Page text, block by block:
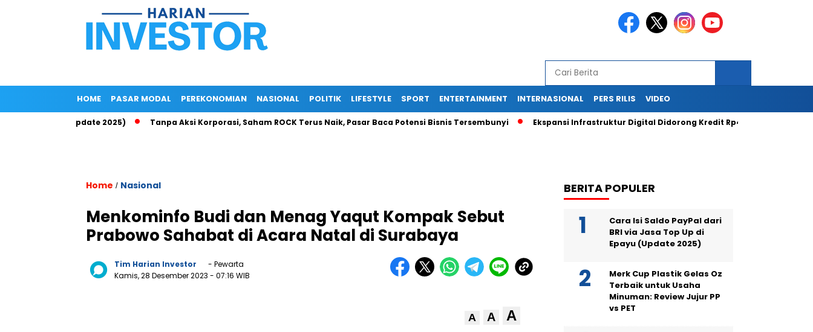
HOME PASAR MODAL PEREKONOMIAN NASIONAL POLITIK LIFESTYLE SPORT ENTERTAINMENT INTERNASIONAL PERS RILIS VIDEO
Epayu (Update 2025) Tanpa Aksi Korporasi, Saham ROCK Terus Naik, Pasar Baca Potensi Bisnis Tersembunyi Ekspansi Infrastruktur Digital Didorong Kredit Rp400 Miliar TOWR dari
Home / Nasional
Menkominfo Budi dan Menag Yaqut Kompak Sebut
Prabowo Sahabat di Acara Natal di Surabaya
Tim Harian Investor
- Pewarta
Kamis, 28 Desember 2023 - 07:16 WIB
A A A
BERITA POPULER
Cara Isi Saldo PayPal dari
BRI via Jasa Top Up di
Epayu (Update 2025)
Merk Cup Plastik Gelas Oz
Terbaik untuk Usaha
Minuman: Review Jujur PP
vs PET